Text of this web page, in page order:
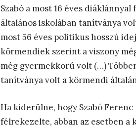
Szabó a most 16 éves
általános iskolában tanítványa
most 56 éves politikus hosszú
körmendiek szerint a viszony
még gyermekkorú volt (…)
tanítványa volt a körmendi
Ha kiderülne, hogy Szabó
félrekezelte, abban az esetben